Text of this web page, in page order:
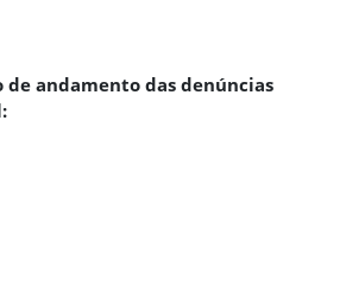
andamento das denúncias